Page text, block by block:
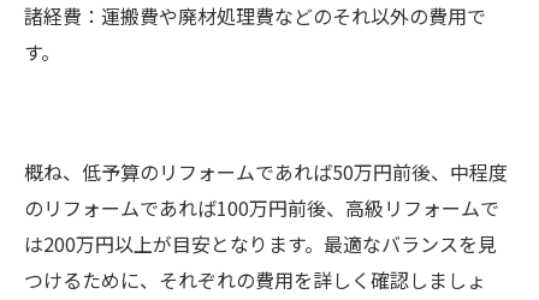
諸経費：運搬費や廃材処理費などのそれ以外の費用で
す。
概ね、低予算のリフォームであれば50万円前後、中程度
のリフォームであれば100万円前後、高級リフォームで
は200万円以上が目安となります。最適なバランスを見
つけるために、それぞれの費用を詳しく確認しましょ